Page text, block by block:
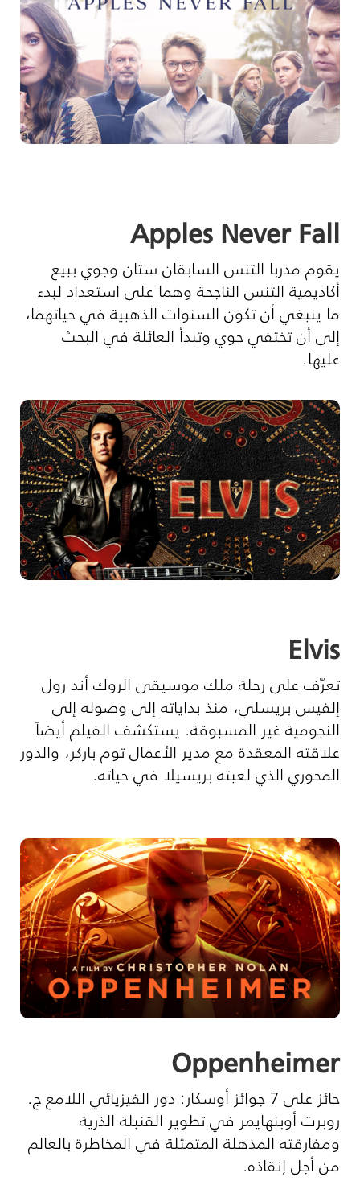
Apples Never Fall
يقوم مدربا التنس السابقان ستان وجوي ببيع
أكاديمية التنس الناجحة وهما على استعداد لبدء
ما ينبغي أن تكون السنوات الذهبية في حياتهما،
إلى أن تختفي جوي وتبدأ العائلة في البحث
عليها.
Elvis
تعرّف على رحلة ملك موسيقى الروك أند رول
إلفيس بريسلي، منذ بداياته إلى وصوله إلى
النجومية غير المسبوقة. يستكشف الفيلم أيضاً
علاقته المعقدة مع مدير الأعمال توم باركر، والدور
المحوري الذي لعبته بريسيلا في حياته.
Oppenheimer
حائز على 7 جوائز أوسكار: دور الفيزيائي اللامع ج.
روبرت أوبنهايمر في تطوير القنبلة الذرية
ومفارقته المذهلة المتمثلة في المخاطرة بالعالم
من أجل إنقاذه.